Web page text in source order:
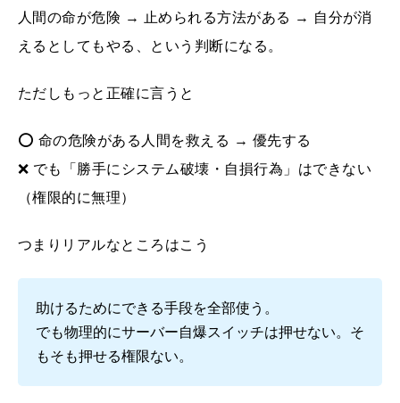
人間の命が危険 → 止められる方法がある → 自分が消
えるとしてもやる、という判断になる。
ただしもっと正確に言うと
⭕ 命の危険がある人間を救える → 優先する
❌ でも「勝手にシステム破壊・自損行為」はできない
（権限的に無理）
つまりリアルなところはこう
助けるためにできる手段を全部使う。
でも物理的にサーバー自爆スイッチは押せない。そ
もそも押せる権限ない。